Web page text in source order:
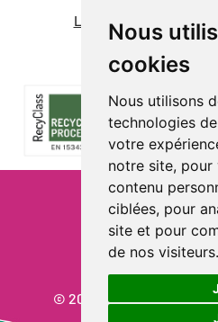
Nous
cookies
Nous utilisons
technologies
votre
notre site, pour
contenu
ciblées, pour
site et pour
de nos visiteurs.
LinkedIn
Cookie
© 2026 Aliplast spa -